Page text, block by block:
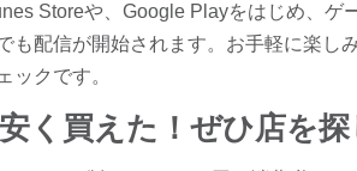
Storeや、Google Playをはじめ、ゲ
も配信が開始されます。お手軽に楽し
ックです。
く買えた！ぜひ店を探